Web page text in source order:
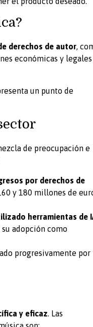
derechos de autor,
económicas y legales
un punto de
de preocupación e
por derechos de
y 180 millones de
herramientas de
adopción como
progresivamente por
y eficaz. Las